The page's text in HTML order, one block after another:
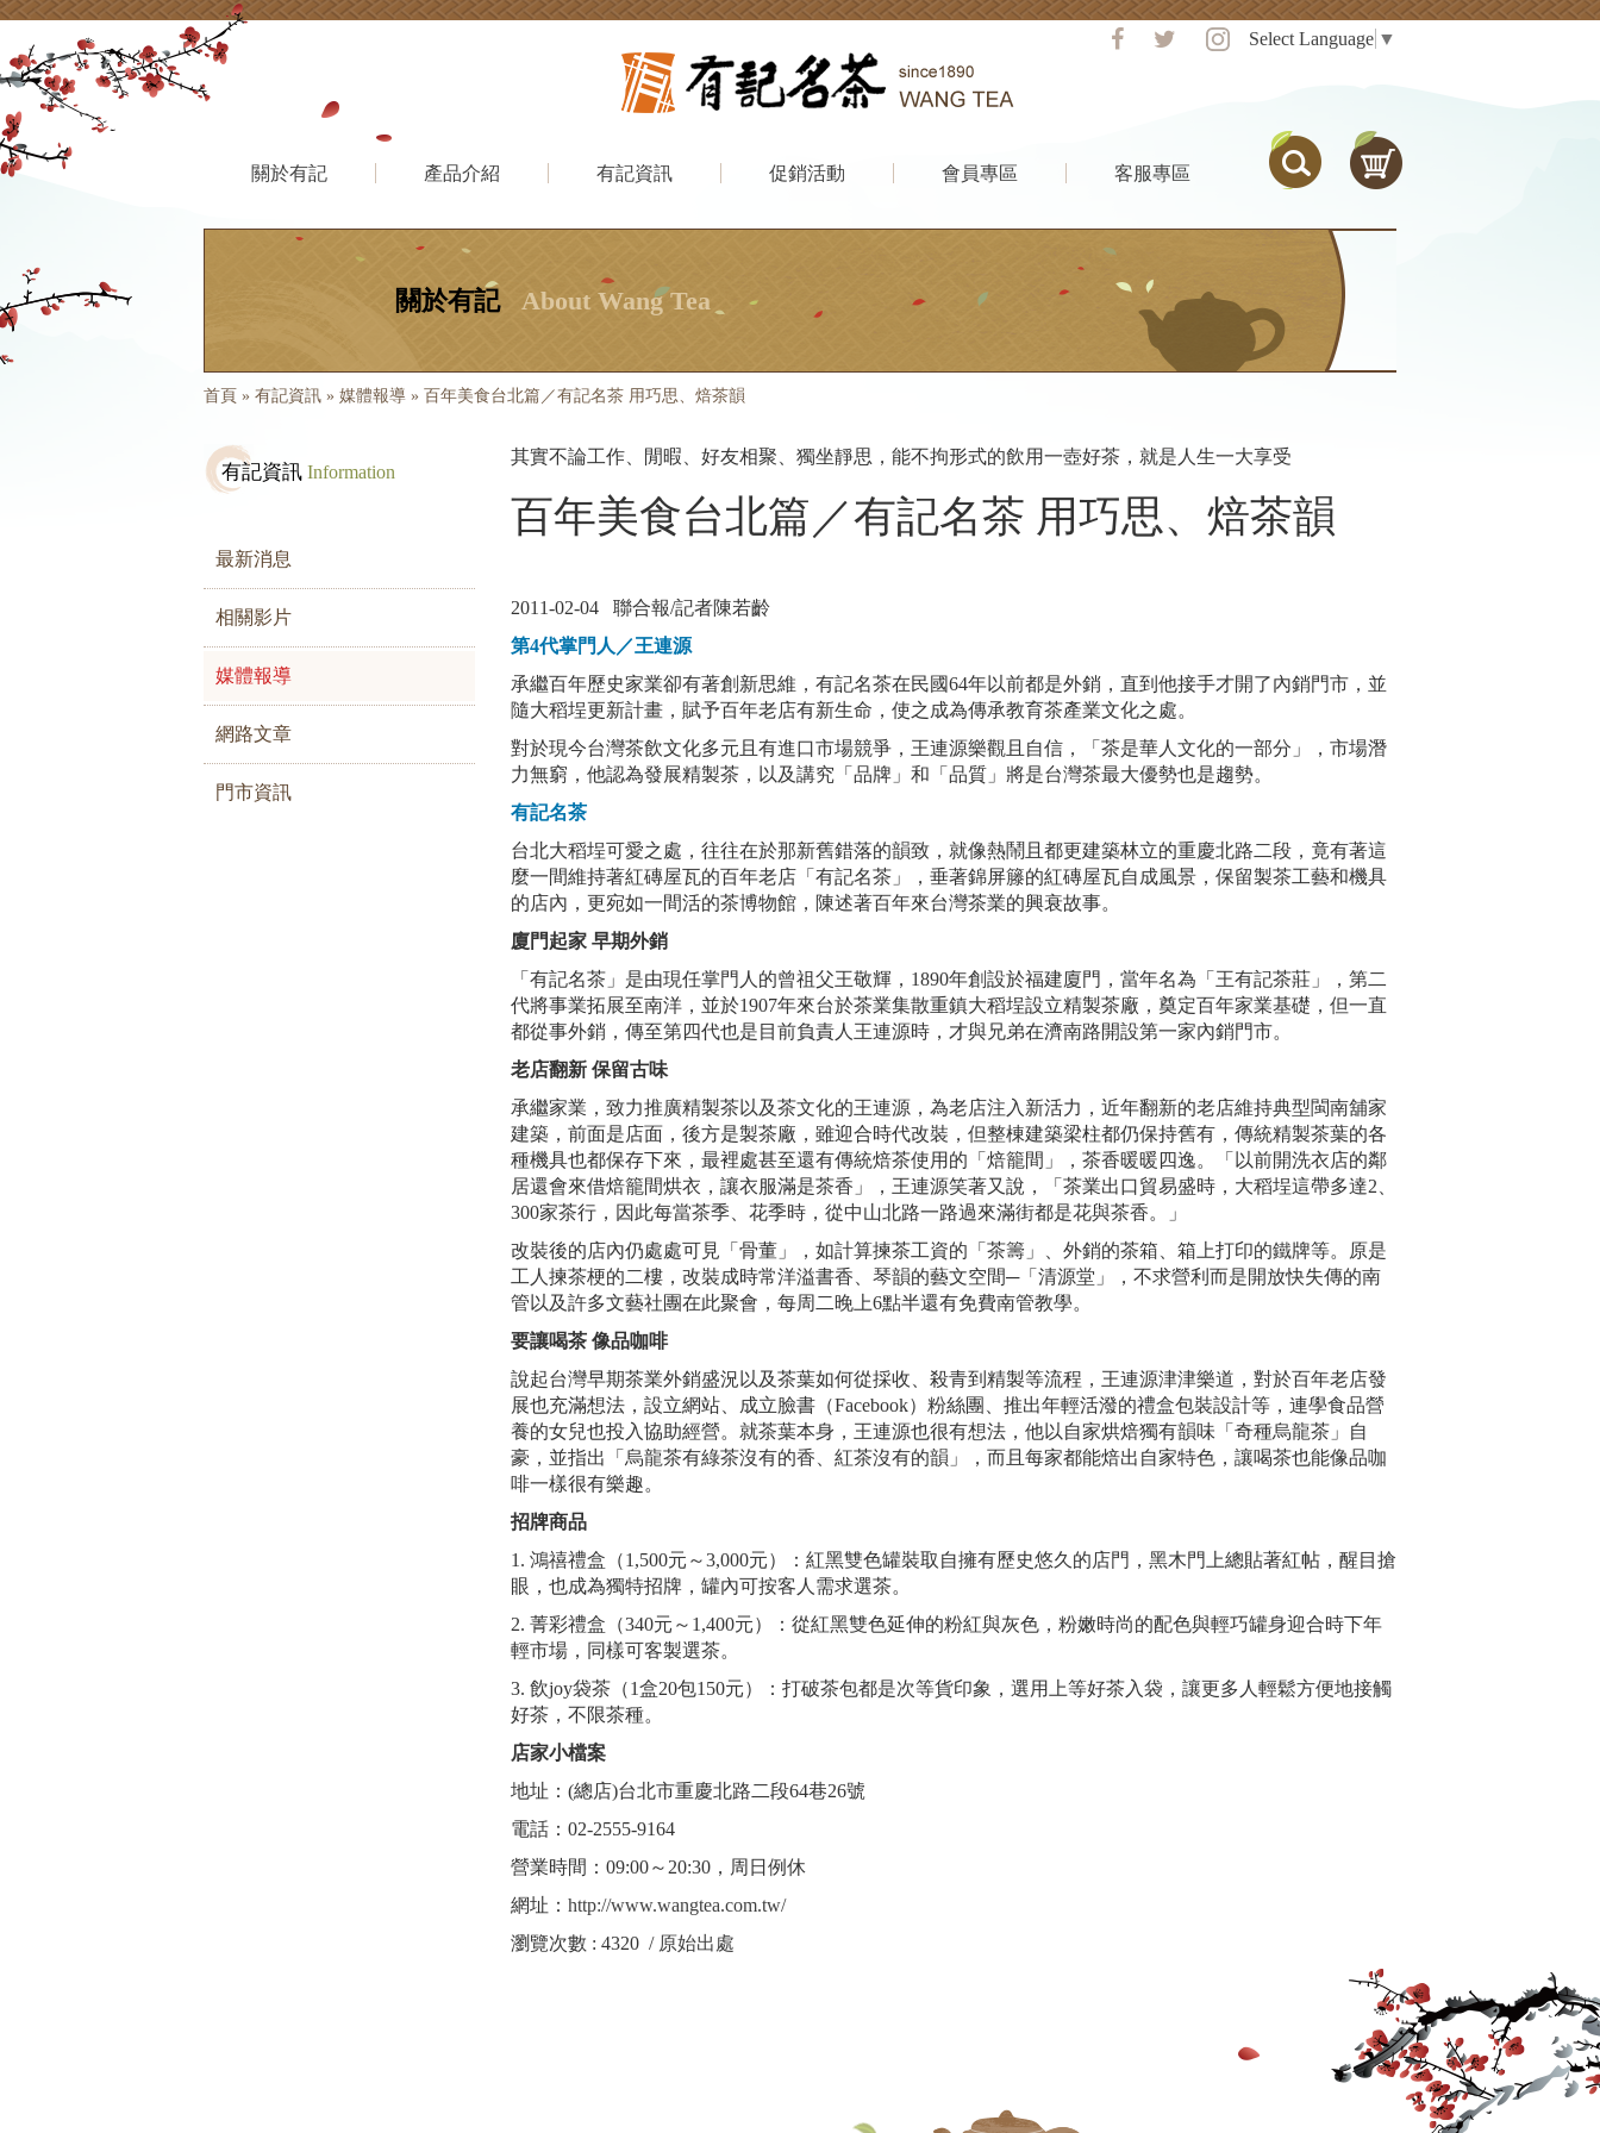
Select Language ▼
關於有記 產品介紹 有記資訊 促銷活動 會員專區 客服專區
關於有記 About Wang Tea
首頁 » 有記資訊 » 媒體報導 » 百年美食台北篇／有記名茶 用巧思、焙茶韻
有記資訊 Information
最新消息
相關影片
媒體報導
網路文章
門市資訊
其實不論工作、閒暇、好友相聚、獨坐靜思，能不拘形式的飲用一壺好茶，就是人生一大享受
百年美食台北篇／有記名茶 用巧思、焙茶韻
2011-02-04 聯合報/記者陳若齡
第4代掌門人／王連源
承繼百年歷史家業卻有著創新思維，有記名茶在民國64年以前都是外銷，直到他接手才開了內銷門市，並
隨大稻埕更新計畫，賦予百年老店有新生命，使之成為傳承教育茶產業文化之處。
對於現今台灣茶飲文化多元且有進口市場競爭，王連源樂觀且自信，「茶是華人文化的一部分」，市場潛
力無窮，他認為發展精製茶，以及講究「品牌」和「品質」將是台灣茶最大優勢也是趨勢。
有記名茶
台北大稻埕可愛之處，往往在於那新舊錯落的韻致，就像熱鬧且都更建築林立的重慶北路二段，竟有著這
麼一間維持著紅磚屋瓦的百年老店「有記名茶」，垂著錦屏籐的紅磚屋瓦自成風景，保留製茶工藝和機具
的店內，更宛如一間活的茶博物館，陳述著百年來台灣茶業的興衰故事。
廈門起家 早期外銷
「有記名茶」是由現任掌門人的曾祖父王敬輝，1890年創設於福建廈門，當年名為「王有記茶莊」，第二
代將事業拓展至南洋，並於1907年來台於茶業集散重鎮大稻埕設立精製茶廠，奠定百年家業基礎，但一直
都從事外銷，傳至第四代也是目前負責人王連源時，才與兄弟在濟南路開設第一家內銷門市。
老店翻新 保留古味
承繼家業，致力推廣精製茶以及茶文化的王連源，為老店注入新活力，近年翻新的老店維持典型閩南舖家
建築，前面是店面，後方是製茶廠，雖迎合時代改裝，但整棟建築梁柱都仍保持舊有，傳統精製茶葉的各
種機具也都保存下來，最裡處甚至還有傳統焙茶使用的「焙籠間」，茶香暖暖四逸。「以前開洗衣店的鄰
居還會來借焙籠間烘衣，讓衣服滿是茶香」，王連源笑著又說，「茶業出口貿易盛時，大稻埕這帶多達2、
300家茶行，因此每當茶季、花季時，從中山北路一路過來滿街都是花與茶香。」
改裝後的店內仍處處可見「骨董」，如計算揀茶工資的「茶籌」、外銷的茶箱、箱上打印的鐵牌等。原是
工人揀茶梗的二樓，改裝成時常洋溢書香、琴韻的藝文空間─「清源堂」，不求營利而是開放快失傳的南
管以及許多文藝社團在此聚會，每周二晚上6點半還有免費南管教學。
要讓喝茶 像品咖啡
說起台灣早期茶業外銷盛況以及茶葉如何從採收、殺青到精製等流程，王連源津津樂道，對於百年老店發
展也充滿想法，設立網站、成立臉書（Facebook）粉絲團、推出年輕活潑的禮盒包裝設計等，連學食品營
養的女兒也投入協助經營。就茶葉本身，王連源也很有想法，他以自家烘焙獨有韻味「奇種烏龍茶」自
豪，並指出「烏龍茶有綠茶沒有的香、紅茶沒有的韻」，而且每家都能焙出自家特色，讓喝茶也能像品咖
啡一樣很有樂趣。
招牌商品
1. 鴻禧禮盒（1,500元～3,000元）：紅黑雙色罐裝取自擁有歷史悠久的店門，黑木門上總貼著紅帖，醒目搶
眼，也成為獨特招牌，罐內可按客人需求選茶。
2. 菁彩禮盒（340元～1,400元）：從紅黑雙色延伸的粉紅與灰色，粉嫩時尚的配色與輕巧罐身迎合時下年
輕市場，同樣可客製選茶。
3. 飲joy袋茶（1盒20包150元）：打破茶包都是次等貨印象，選用上等好茶入袋，讓更多人輕鬆方便地接觸
好茶，不限茶種。
店家小檔案
地址：(總店)台北市重慶北路二段64巷26號
電話：02-2555-9164
營業時間：09:00～20:30，周日例休
網址： http://www.wangtea.com.tw/
瀏覽次數 : 4320 / 原始出處